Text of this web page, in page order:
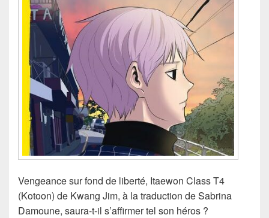
Vengeance sur fond de liberté, Itaewon Class T4
(Kotoon) de Kwang Jim, à la traduction de Sabrina
Damoune, saura-t-il s’affirmer tel son héros ?